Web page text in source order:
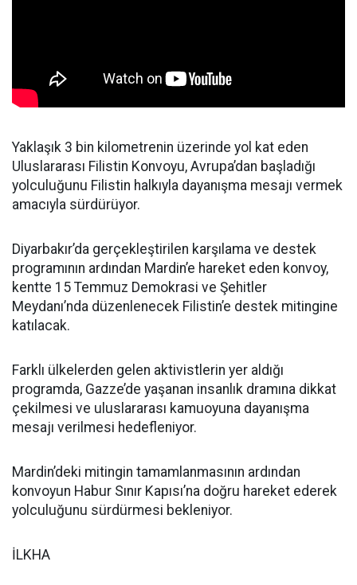
Yaklaşık 3 bin kilometrenin üzerinde yol kat eden
Uluslararası Filistin Konvoyu, Avrupa’dan başladığı
yolculuğunu Filistin halkıyla dayanışma mesajı vermek
amacıyla sürdürüyor.
Diyarbakır’da gerçekleştirilen karşılama ve destek
programının ardından Mardin’e hareket eden konvoy,
kentte 15 Temmuz Demokrasi ve Şehitler
Meydanı’nda düzenlenecek Filistin’e destek mitingine
katılacak.
Farklı ülkelerden gelen aktivistlerin yer aldığı
programda, Gazze’de yaşanan insanlık dramına dikkat
çekilmesi ve uluslararası kamuoyuna dayanışma
mesajı verilmesi hedefleniyor.
Mardin’deki mitingin tamamlanmasının ardından
konvoyun Habur Sınır Kapısı’na doğru hareket ederek
yolculuğunu sürdürmesi bekleniyor.
İLKHA